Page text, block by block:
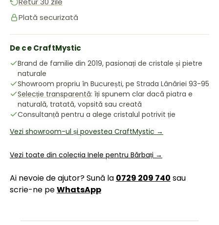
Plată securizată
De ce CraftMystic
Brand de familie din 2019, pasionați de cristale și pietre
naturale
Showroom propriu în București, pe Strada Lânăriei 93-95
Selecție transparentă: îți spunem clar dacă piatra e
naturală, tratată, vopsită sau creată
Consultanță pentru a alege cristalul potrivit ție
Vezi showroom-ul și povestea CraftMystic →
Vezi toate din colecția Inele pentru Bărbați →
Ai nevoie de ajutor? Sună la 0729 209 740 sau
scrie-ne peWhatsApp